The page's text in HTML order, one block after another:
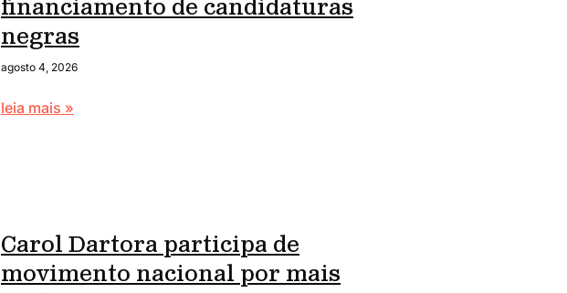
financiamento de candidaturas
negras
agosto 4, 2026
leia mais »
Carol Dartora participa de
movimento nacional por mais